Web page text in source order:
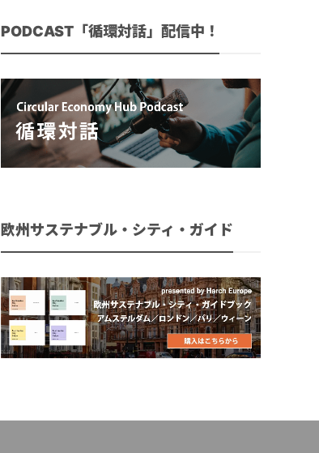
PODCAST「循環対話」配信中！
欧州サステナブル・シティ・ガイド